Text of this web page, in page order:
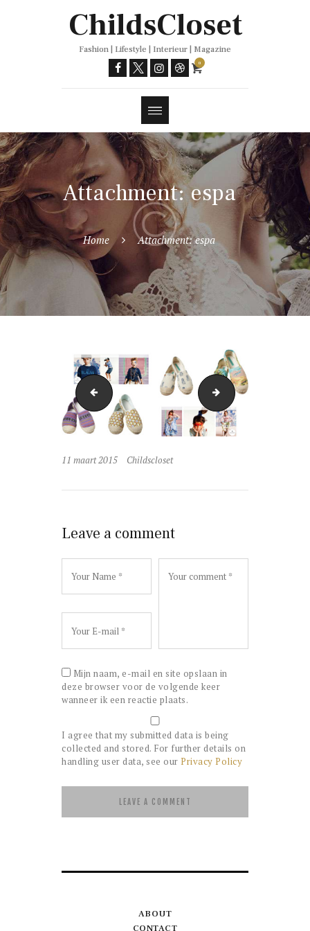
ChildsCloset
Fashion | Lifestyle | Interieur | Magazine
0
Attachment: espa
Home Attachment: espa
CLP_BOYS_WK10_C3 robyfoto
11 maart 2015 Childscloset
Leave a comment
Mijn naam, e-mail en site opslaan in
deze browser voor de volgende keer
wanneer ik een reactie plaats.
I agree that my submitted data is being
collected and stored. For further details on
handling user data, see our Privacy Policy
ABOUT
CONTACT